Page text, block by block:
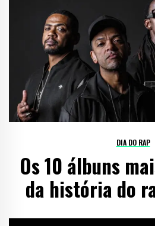
DIA DO RAP
Os 10 álbuns
da história do